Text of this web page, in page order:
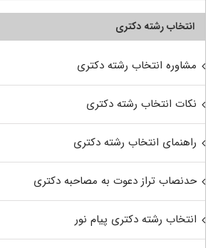
انتخاب رشته دکتری
مشاوره انتخاب رشته دکتری
نکات انتخاب رشته دکتری
راهنمای انتخاب رشته دکتری
حدنصاب تراز دعوت به مصاحبه دکتری
انتخاب رشته دکتری پیام نور